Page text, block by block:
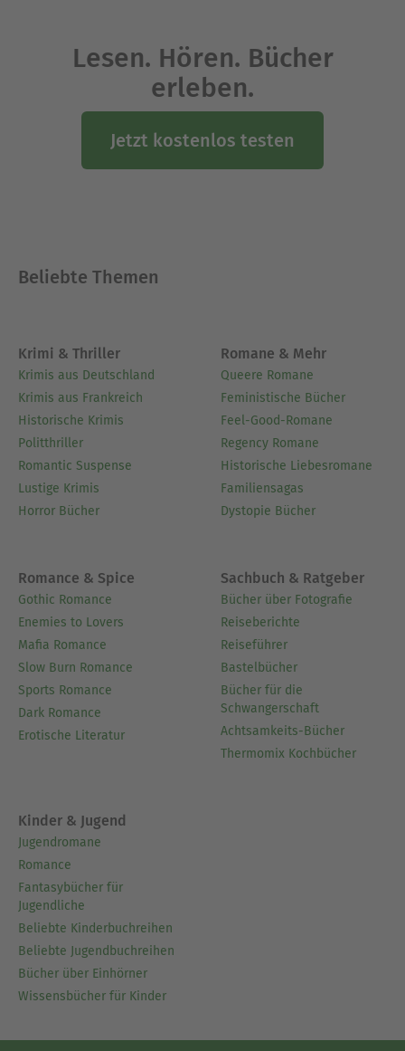
Lesen. Hören. Bücher
erleben.
Jetzt kostenlos testen
Beliebte Themen
Krimi & Thriller
Krimis aus Deutschland
Krimis aus Frankreich
Historische Krimis
Politthriller
Romantic Suspense
Lustige Krimis
Horror Bücher
Romane & Mehr
Queere Romane
Feministische Bücher
Feel-Good-Romane
Regency Romane
Historische Liebesromane
Familiensagas
Dystopie Bücher
Romance & Spice
Gothic Romance
Enemies to Lovers
Mafia Romance
Slow Burn Romance
Sports Romance
Dark Romance
Erotische Literatur
Sachbuch & Ratgeber
Bücher über Fotografie
Reiseberichte
Reiseführer
Bastelbücher
Bücher für die
Schwangerschaft
Achtsamkeits-Bücher
Thermomix Kochbücher
Kinder & Jugend
Jugendromane
Romance
Fantasybücher für
Jugendliche
Beliebte Kinderbuchreihen
Beliebte Jugendbuchreihen
Bücher über Einhörner
Wissensbücher für Kinder